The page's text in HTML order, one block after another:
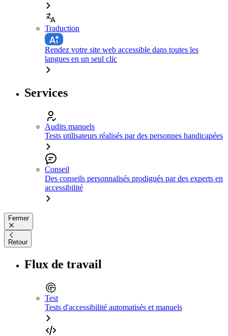
Traduction
Rendez votre site web accessible dans toutes les
langues en un seul clic
Services
Audits manuels
Tests utilisateurs réalisés par des personnes handicapées
Conseil
Des conseils personnalisés prodigués par des experts en
accessibilité
Fermer
Retour
Flux de travail
Test
Tests d'accessibilité automatisés et manuels